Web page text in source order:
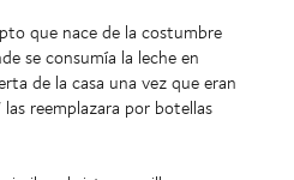
que nace de la costumbre
se consumía la leche en
de la casa una vez que eran
reemplazara por botellas